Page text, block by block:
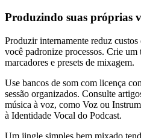
Produzindo suas próprias
Produzir internamente reduz
você padronize processos. Crie
marcadores e presets de mixagem.
Use bancos de som com licença
sessão organizados. Consulte
música à voz, como Voz ou
à Identidade Vocal do Podcast.
Um jingle simples bem mixado